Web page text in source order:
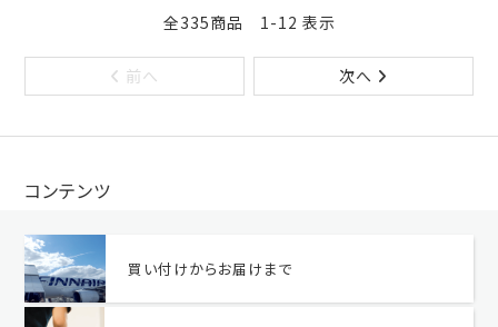
全335商品 1-12 表示
前へ 次へ
コンテンツ
買い付けからお届けまで